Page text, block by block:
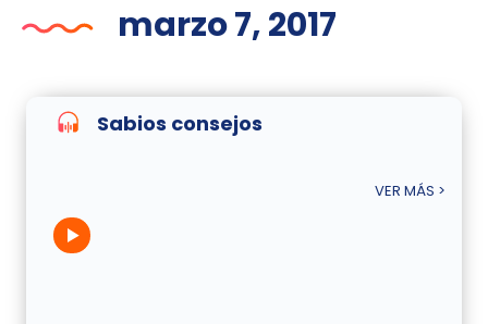
marzo 7, 2017
Sabios consejos
VER MÁS >